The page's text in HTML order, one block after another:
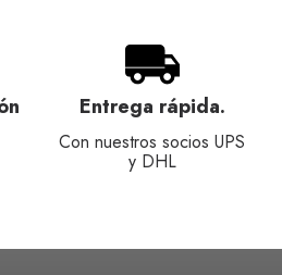
Entrega rápida.
Con nuestros socios UPS
y DHL